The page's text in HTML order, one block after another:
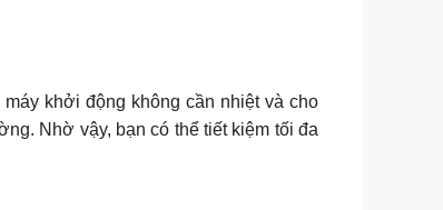
khởi động không cần nhiệt và cho
Nhờ vậy, bạn có thể tiết kiệm tối đa